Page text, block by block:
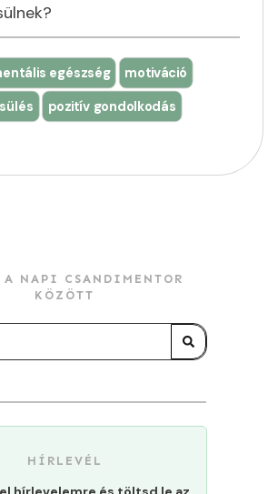
egészség
motiváció
pozitív gondolkodás
A NAPI CSANDIMENTOR
KÖZÖTT
HÍRLEVÉL